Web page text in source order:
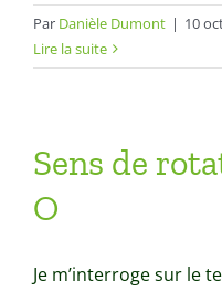
Par Danièle Dumont | 10
Lire la suite
Sens de
O
Je m’interroge sur le